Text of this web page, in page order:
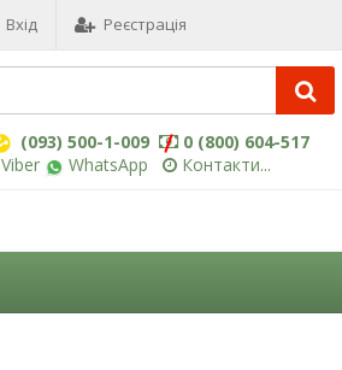
Вхід Реєстрація
(093) 500-1-009
0 (800) 604-517
Viber WhatsApp Контакти...